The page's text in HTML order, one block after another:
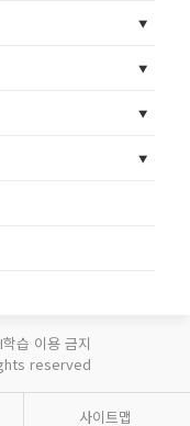
습 이용 금지
reserved
사이트맵